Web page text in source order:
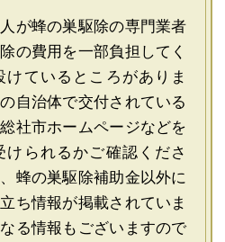
が蜂の巣駆除の専門業者
の費用を一部負担してく
ているところがありま
自治体で交付されている
社市ホームページなどを
られるかご確認くださ
蜂の巣駆除補助金以外に
ち情報が掲載されていま
る情報もございますので